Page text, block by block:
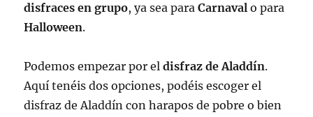
disfraces en grupo, ya sea paraCarnaval o para
Halloween.
Podemos empezar por eldisfraz de Aladdín.
Aquí tenéis dos opciones, podéis escoger el
disfraz de Aladdín con harapos de pobre o bien